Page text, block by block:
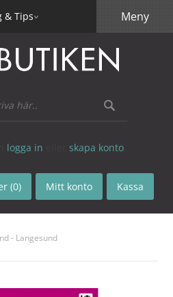
& Tips
logga in skapa konto
(0) Mitt konto Kassa
Meny
- Langesund